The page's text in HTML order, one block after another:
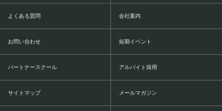
よくある質問 会社案内
お問い合わせ 短期イベント
パートナースクール アルバイト採用
サイトマップ メールマガジン